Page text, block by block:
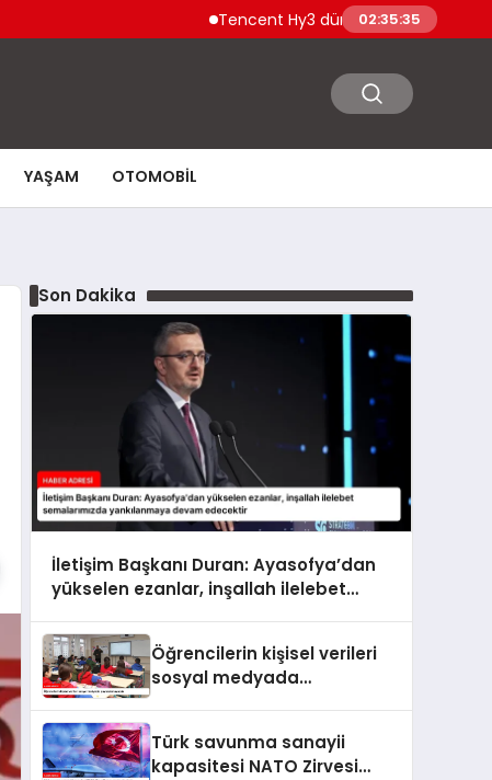
Tencent Hy3 dünya genelinde kullanıma
02:35:36
YAŞAM OTOMOBIL
Son Dakika
İletişim Başkanı Duran: Ayasofya’dan
yükselen ezanlar, inşallah ilelebet
edecektir
Öğrencilerin kişisel verileri
sosyal medyada
Türk savunma sanayii
kapasitesi NATO Zirvesi